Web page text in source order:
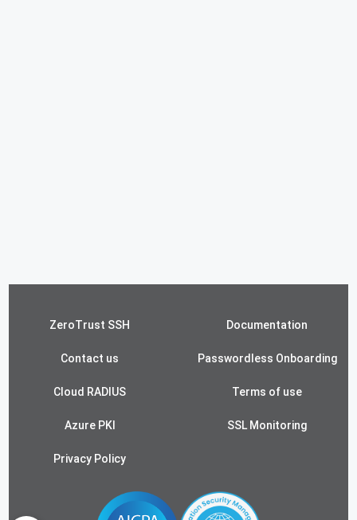
ZeroTrust SSH Documentation
Contact us Passwordless Onboarding
Cloud RADIUS Terms of use
Azure PKI SSL Monitoring
Privacy Policy